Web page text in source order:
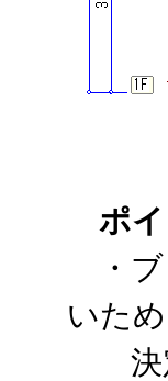
ポ
・ブ
いた
決定